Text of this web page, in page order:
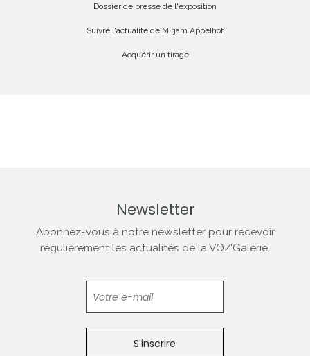
Dossier de presse de l'exposition
Suivre l'actualité de Mirjam Appelhof
Acquérir un tirage
Newsletter
Abonnez-vous à notre newsletter pour recevoir
régulièrement les actualités de la VOZ’Galerie.